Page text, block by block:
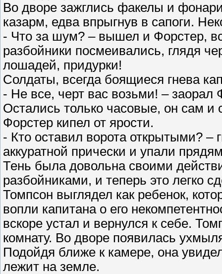
Во дворе зажглись факелы и
казарм, едва впрыгнув в сапоги.
- Что за шум? – вышел и Форстер,
разбойники посмеивались, глядя
лошадей, придурки!
Солдаты, всегда боящиеся гнева
- Не все, черт вас возьми! –
Остались только часовые, он сам и
Форстер кипел от ярости.
- Кто оставил ворота открытыми?
аккуратной прически и упали
Тень была довольна своими
разбойниками, и теперь это легко
Томпсон выглядел как ребенок,
вопли капитана о его
вскоре устал и вернулся к себе.
комнату. Во дворе появилась
Подойдя ближе к камере, она
лежит на земле.